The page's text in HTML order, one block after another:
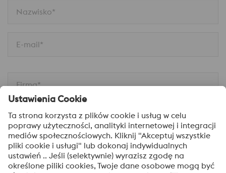
Nazwisko*
E-mail*
Firma*
Telefon
Wiadomość